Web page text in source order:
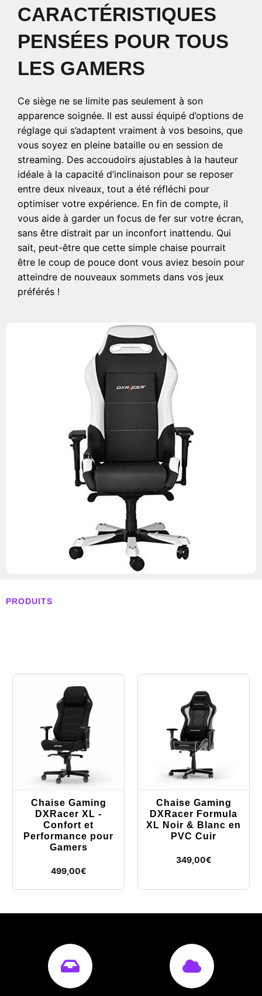
CARACTÉRISTIQUES
PENSÉES POUR TOUS
LES GAMERS
Ce siège ne se limite pas seulement à son
apparence soignée. Il est aussi équipé d’options de
réglage qui s’adaptent vraiment à vos besoins, que
vous soyez en pleine bataille ou en session de
streaming. Des accoudoirs ajustables à la hauteur
idéale à la capacité d’inclinaison pour se reposer
entre deux niveaux, tout a été réfléchi pour
optimiser votre expérience. En fin de compte, il
vous aide à garder un focus de fer sur votre écran,
sans être distrait par un inconfort inattendu. Qui
sait, peut-être que cette simple chaise pourrait
être le coup de pouce dont vous aviez besoin pour
atteindre de nouveaux sommets dans vos jeux
préférés !
PRODUITS
Chaise Gaming
DXRacer XL -
Confort et
Performance pour
Gamers
499,00€
Chaise Gaming
DXRacer Formula
XL Noir & Blanc en
PVC Cuir
349,00€